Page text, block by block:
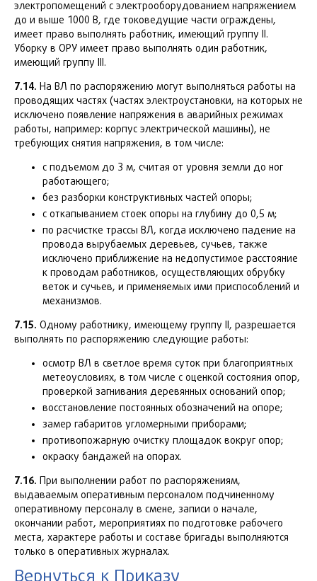
электропомещений с электрооборудованием напряжением
до и выше 1000 В, где токоведущие части ограждены,
имеет право выполнять работник, имеющий группу II.
Уборку в ОРУ имеет право выполнять один работник,
имеющий группу III.
7.14. На ВЛ по распоряжению могут выполняться работы на
проводящих частях (частях электроустановки, на которых не
исключено появление напряжения в аварийных режимах
работы, например: корпус электрической машины), не
требующих снятия напряжения, в том числе:
с подъемом до 3 м, считая от уровня земли до ног
работающего;
без разборки конструктивных частей опоры;
с откапыванием стоек опоры на глубину до 0,5 м;
по расчистке трассы ВЛ, когда исключено падение на
провода вырубаемых деревьев, сучьев, также
исключено приближение на недопустимое расстояние
к проводам работников, осуществляющих обрубку
веток и сучьев, и применяемых ими приспособлений и
механизмов.
7.15. Одному работнику, имеющему группу II, разрешается
выполнять по распоряжению следующие работы:
осмотр ВЛ в светлое время суток при благоприятных
метеоусловиях, в том числе с оценкой состояния опор,
проверкой загнивания деревянных оснований опор;
восстановление постоянных обозначений на опоре;
замер габаритов угломерными приборами;
противопожарную очистку площадок вокруг опор;
окраску бандажей на опорах.
7.16. При выполнении работ по распоряжениям,
выдаваемым оперативным персоналом подчиненному
оперативному персоналу в смене, записи о начале,
окончании работ, мероприятиях по подготовке рабочего
места, характере работы и составе бригады выполняются
только в оперативных журналах.
Вернуться к Приказу